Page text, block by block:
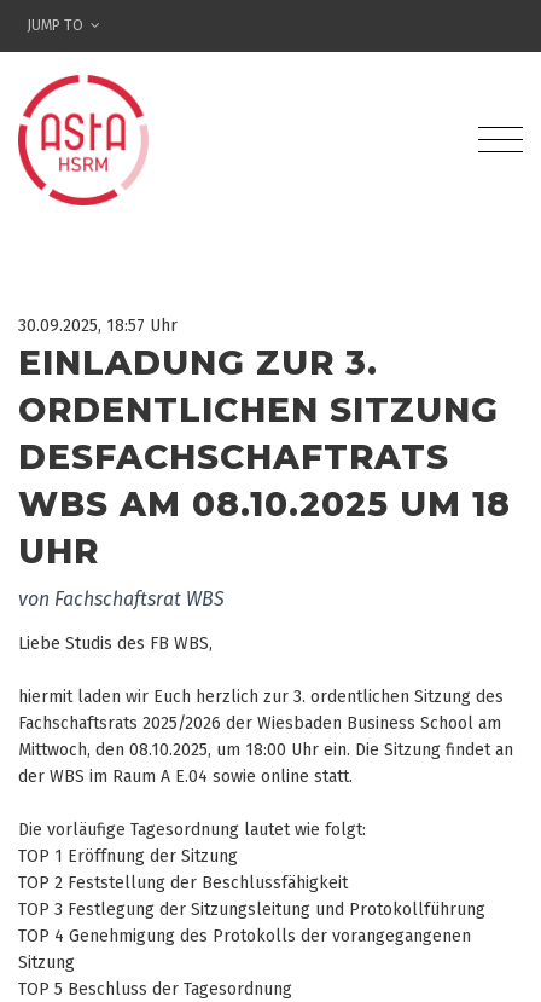
JUMP TO
30.09.2025, 18:57 Uhr
EINLADUNG ZUR 3.
ORDENTLICHEN SITZUNG
DESFACHSCHAFTRATS
WBS AM 08.10.2025 UM 18
UHR
von Fachschaftsrat WBS
Liebe Studis des FB WBS,
hiermit laden wir Euch herzlich zur 3. ordentlichen Sitzung des
Fachschaftsrats 2025/2026 der Wiesbaden Business School am
Mittwoch, den 08.10.2025, um 18:00 Uhr ein. Die Sitzung findet an
der WBS im Raum A E.04 sowie online statt.
Die vorläufige Tagesordnung lautet wie folgt:
TOP 1 Eröffnung der Sitzung
TOP 2 Feststellung der Beschlussfähigkeit
TOP 3 Festlegung der Sitzungsleitung und Protokollführung
TOP 4 Genehmigung des Protokolls der vorangegangenen
Sitzung
TOP 5 Beschluss der Tagesordnung